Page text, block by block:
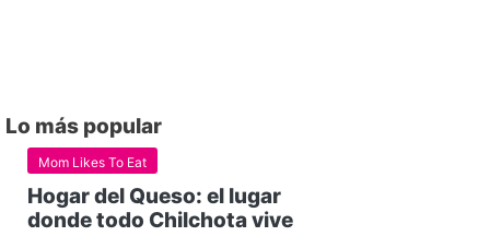
Lo más popular
Mom Likes To Eat
Hogar del Queso: el lugar
donde todo Chilchota vive